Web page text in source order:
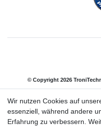
© Copyright 2026
Impressum
Wir nutzen Cookies auf
essenziell, während andere
Erfahrung zu verbessern.